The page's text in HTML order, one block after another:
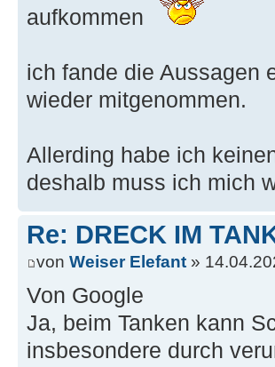
aufkommen
ich fande die Aussagen
wieder mitgenommen.
Allerding habe ich
deshalb muss ich mich
Re: DRECK IM
von Weiser Elefant »
Von Google
Ja, beim Tanken kann
insbesondere durch